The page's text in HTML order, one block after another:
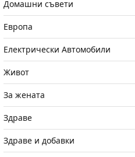
Домашни съвети
Европа
Електрически Автомобили
Живот
За жената
Здраве
Здраве и добавки